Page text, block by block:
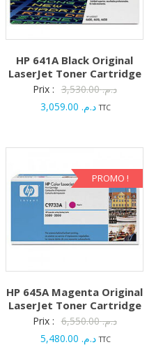
HP 641A Black Original
LaserJet Toner Cartridge
Prix : د.م.3,530.00
Le
د.م.3,059.00
Le
TTC
PROMO !
HP 645A Magenta Original
LaserJet Toner Cartridge
Prix : د.م.6,550.00
Le
د.م.5,480.00
Le
TTC